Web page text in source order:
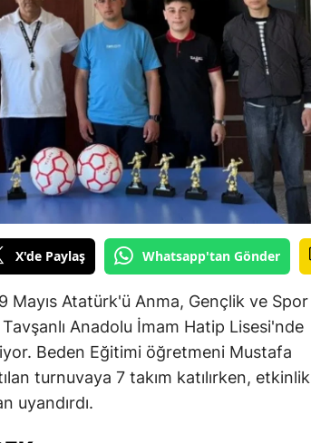
X'de Paylaş Whatsapp'tan Gönder
Mayıs Atatürk'ü Anma, Gençlik ve Spor
Anadolu İmam Hatip Lisesi'nde
Beden Eğitimi öğretmeni Mustafa
turnuvaya 7 takım katılırken, etkinlik
uyandırdı.